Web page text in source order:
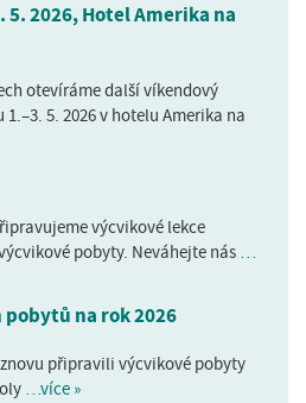
2026, Hotel Amerika na
otevíráme další víkendový
5. 2026 v hotelu Amerika na
výcvikové lekce
pobyty. Neváhejte nás …
na rok 2026
znovu připravili výcvikové pobyty
…více »